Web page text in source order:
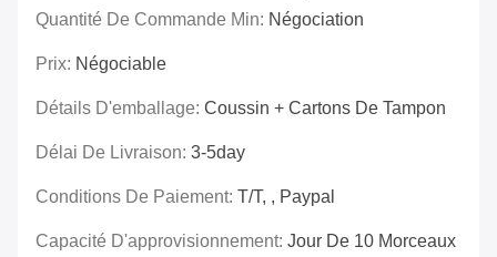
Quantité De Commande Min: Négociation
Prix: Négociable
Détails D'emballage: Coussin + Cartons De Tampon
Délai De Livraison: 3-5day
Conditions De Paiement: T/T, , Paypal
Capacité D'approvisionnement: Jour De 10 Morceaux